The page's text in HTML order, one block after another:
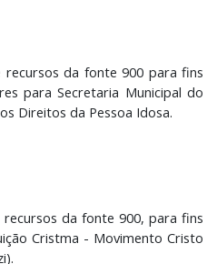
da fonte 900 para fins
para Secretaria Municipal do
Direitos da Pessoa Idosa.
da fonte 900, para fins
Cristma - Movimento Cristo